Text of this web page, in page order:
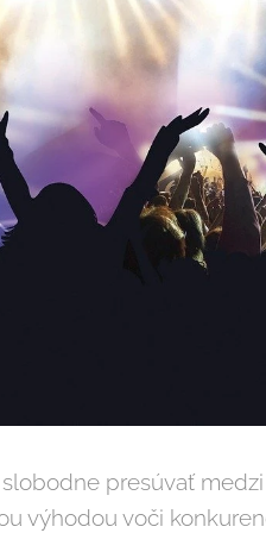
presúvať
výhodou voči